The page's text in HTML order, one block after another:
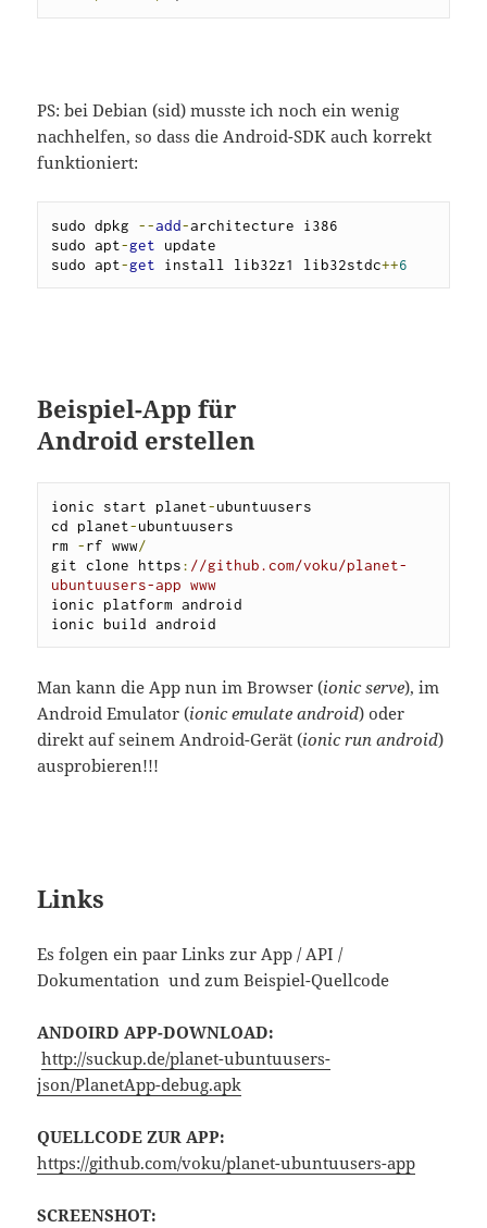
PS: bei Debian (sid) musste ich noch ein wenig
nachhelfen, so dass die Android-SDK auch korrekt
funktioniert:
sudo dpkg --add-architecture i386
sudo apt-get update
sudo apt-get install lib32z1 lib32stdc++6
Beispiel-App für
Android erstellen
ionic start planet-ubuntuusers
cd planet-ubuntuusers
rm -rf www/
git clone https: //github.com/voku/planet-
ubuntuusers-app www
ionic platform android
ionic build android
Man kann die App nun im Browser (ionic serve), im
Android Emulator (ionic emulate android) oder
direkt auf seinem Android-Gerät (ionic run android)
ausprobieren!!!
Links
Es folgen ein paar Links zur App / API /
Dokumentation und zum Beispiel-Quellcode
ANDOIRD APP-DOWNLOAD:
http://suckup.de/planet-ubuntuusers-
json/PlanetApp-debug.apk
QUELLCODE ZUR APP:
https://github.com/voku/planet-ubuntuusers-app
SCREENSHOT: